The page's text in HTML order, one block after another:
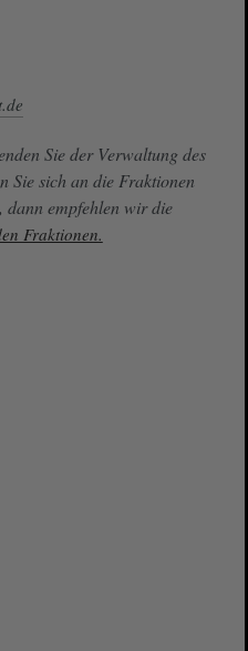
Sie der Verwaltung des
Sie sich an die Fraktionen
dann empfehlen wir die
Fraktionen.